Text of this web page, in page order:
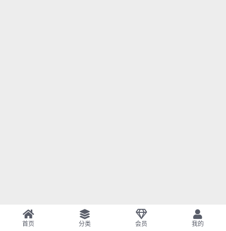
首页 分类 会员 我的